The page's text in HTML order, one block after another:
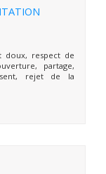
doux, respect de
partage,
rejet de la